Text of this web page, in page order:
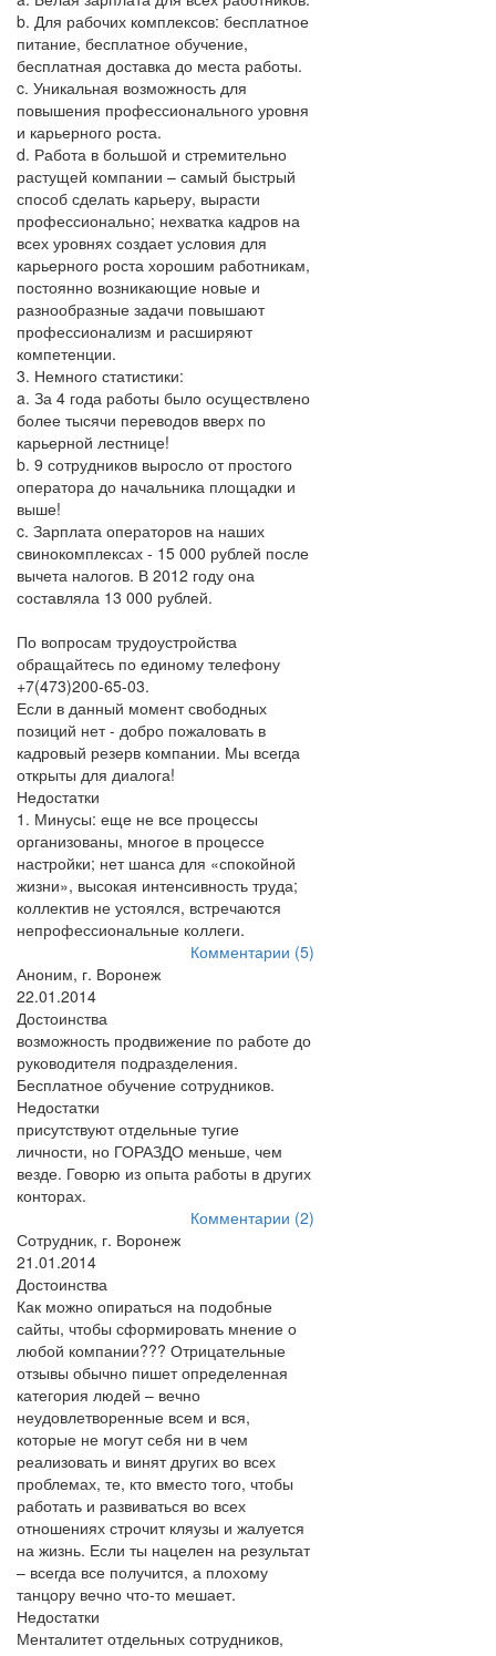
b. Для рабочих комплексов: бесплатное
питание, бесплатное обучение,
бесплатная доставка до места работы.
c. Уникальная возможность для
повышения профессионального уровня
и карьерного роста.
d. Работа в большой и стремительно
растущей компании – самый быстрый
способ сделать карьеру, вырасти
профессионально; нехватка кадров на
всех уровнях создает условия для
карьерного роста хорошим работникам,
постоянно возникающие новые и
разнообразные задачи повышают
профессионализм и расширяют
компетенции.
3. Немного статистики:
a. За 4 года работы было осуществлено
более тысячи переводов вверх по
карьерной лестнице!
b. 9 сотрудников выросло от простого
оператора до начальника площадки и
выше!
c. Зарплата операторов на наших
свинокомплексах - 15 000 рублей после
вычета налогов. В 2012 году она
составляла 13 000 рублей.
По вопросам трудоустройства
обращайтесь по единому телефону
+7(473)200-65-03.
Если в данный момент свободных
позиций нет - добро пожаловать в
кадровый резерв компании. Мы всегда
открыты для диалога!
Недостатки
1. Минусы: еще не все процессы
организованы, многое в процессе
настройки; нет шанса для «спокойной
жизни», высокая интенсивность труда;
коллектив не устоялся, встречаются
непрофессиональные коллеги.
Комментарии (5)
Аноним, г. Воронеж
22.01.2014
Достоинства
возможность продвижение по работе до
руководителя подразделения.
Бесплатное обучение сотрудников.
Недостатки
присутствуют отдельные тугие
личности, но ГОРАЗДО меньше, чем
везде. Говорю из опыта работы в других
конторах.
Комментарии (2)
Сотрудник, г. Воронеж
21.01.2014
Достоинства
Как можно опираться на подобные
сайты, чтобы сформировать мнение о
любой компании??? Отрицательные
отзывы обычно пишет определенная
категория людей – вечно
неудовлетворенные всем и вся,
которые не могут себя ни в чем
реализовать и винят других во всех
проблемах, те, кто вместо того, чтобы
работать и развиваться во всех
отношениях строчит кляузы и жалуется
на жизнь. Если ты нацелен на результат
– всегда все получится, а плохому
танцору вечно что-то мешает.
Недостатки
Менталитет отдельных сотрудников,